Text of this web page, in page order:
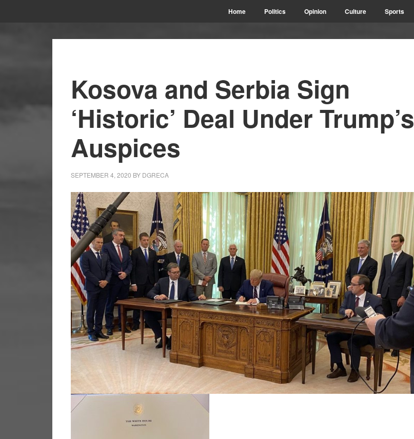
Home Politics Opinion Culture Sports
Kosova and Serbia Sign
‘Historic’ Deal Under Trump’s
Auspices
SEPTEMBER 4, 2020 BY DGRECA